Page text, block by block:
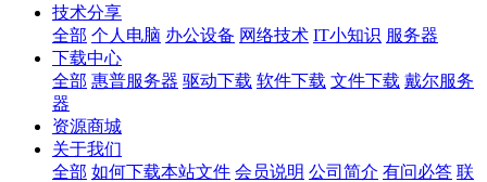
技术分享
全部 个人电脑 办公设备 网络技术 IT小知识 服务器
下载中心
全部 惠普服务器 驱动下载 软件下载 文件下载 戴尔服务
器
资源商城
关于我们
全部 如何下载本站文件 会员说明 公司简介 有问必答 联